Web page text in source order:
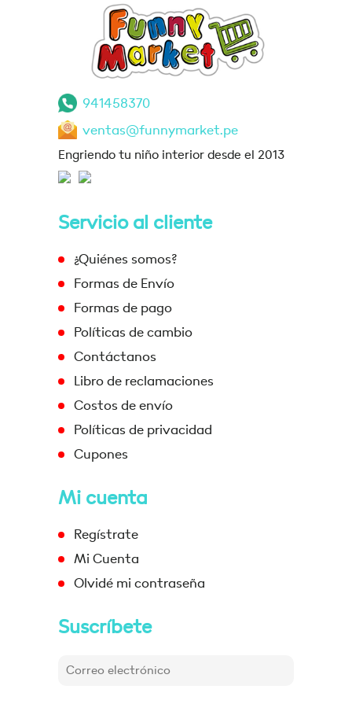
941458370
ventas@funnymarket.pe
Engriendo tu niño interior desde el 2013
Servicio al cliente
¿Quiénes somos?
Formas de Envío
Formas de pago
Políticas de cambio
Contáctanos
Libro de reclamaciones
Costos de envío
Políticas de privacidad
Cupones
Mi cuenta
Regístrate
Mi Cuenta
Olvidé mi contraseña
Suscríbete